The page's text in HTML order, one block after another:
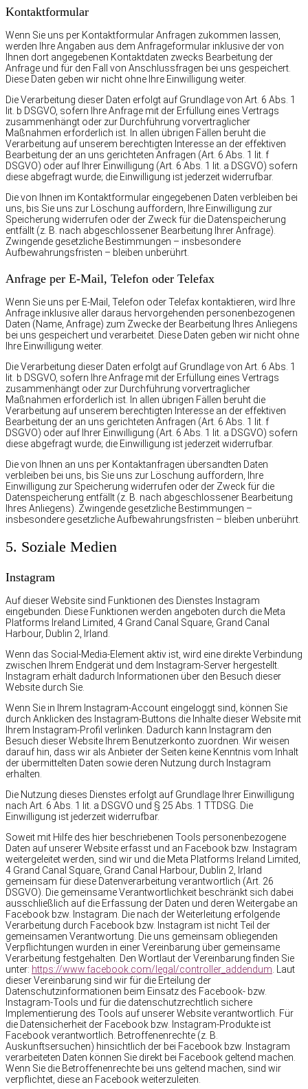
Kontaktformular
Wenn Sie uns per Kontaktformular Anfragen zukommen lassen,
werden Ihre Angaben aus dem Anfrageformular inklusive der von
Ihnen dort angegebenen Kontaktdaten zwecks Bearbeitung der
Anfrage und für den Fall von Anschlussfragen bei uns gespeichert.
Diese Daten geben wir nicht ohne Ihre Einwilligung weiter.
Die Verarbeitung dieser Daten erfolgt auf Grundlage von Art. 6 Abs. 1
lit. b DSGVO, sofern Ihre Anfrage mit der Erfüllung eines Vertrags
zusammenhängt oder zur Durchführung vorvertraglicher
Maßnahmen erforderlich ist. In allen übrigen Fällen beruht die
Verarbeitung auf unserem berechtigten Interesse an der effektiven
Bearbeitung der an uns gerichteten Anfragen (Art. 6 Abs. 1 lit. f
DSGVO) oder auf Ihrer Einwilligung (Art. 6 Abs. 1 lit. a DSGVO) sofern
diese abgefragt wurde; die Einwilligung ist jederzeit widerrufbar.
Die von Ihnen im Kontaktformular eingegebenen Daten verbleiben bei
uns, bis Sie uns zur Löschung auffordern, Ihre Einwilligung zur
Speicherung widerrufen oder der Zweck für die Datenspeicherung
entfällt (z. B. nach abgeschlossener Bearbeitung Ihrer Anfrage).
Zwingende gesetzliche Bestimmungen – insbesondere
Aufbewahrungsfristen – bleiben unberührt.
Anfrage per E-Mail, Telefon oder Telefax
Wenn Sie uns per E-Mail, Telefon oder Telefax kontaktieren, wird Ihre
Anfrage inklusive aller daraus hervorgehenden personenbezogenen
Daten (Name, Anfrage) zum Zwecke der Bearbeitung Ihres Anliegens
bei uns gespeichert und verarbeitet. Diese Daten geben wir nicht ohne
Ihre Einwilligung weiter.
Die Verarbeitung dieser Daten erfolgt auf Grundlage von Art. 6 Abs. 1
lit. b DSGVO, sofern Ihre Anfrage mit der Erfüllung eines Vertrags
zusammenhängt oder zur Durchführung vorvertraglicher
Maßnahmen erforderlich ist. In allen übrigen Fällen beruht die
Verarbeitung auf unserem berechtigten Interesse an der effektiven
Bearbeitung der an uns gerichteten Anfragen (Art. 6 Abs. 1 lit. f
DSGVO) oder auf Ihrer Einwilligung (Art. 6 Abs. 1 lit. a DSGVO) sofern
diese abgefragt wurde; die Einwilligung ist jederzeit widerrufbar.
Die von Ihnen an uns per Kontaktanfragen übersandten Daten
verbleiben bei uns, bis Sie uns zur Löschung auffordern, Ihre
Einwilligung zur Speicherung widerrufen oder der Zweck für die
Datenspeicherung entfällt (z. B. nach abgeschlossener Bearbeitung
Ihres Anliegens). Zwingende gesetzliche Bestimmungen –
insbesondere gesetzliche Aufbewahrungsfristen – bleiben unberührt.
5. Soziale Medien
Instagram
Auf dieser Website sind Funktionen des Dienstes Instagram
eingebunden. Diese Funktionen werden angeboten durch die Meta
Platforms Ireland Limited, 4 Grand Canal Square, Grand Canal
Harbour, Dublin 2, Irland.
Wenn das Social-Media-Element aktiv ist, wird eine direkte Verbindung
zwischen Ihrem Endgerät und dem Instagram-Server hergestellt.
Instagram erhält dadurch Informationen über den Besuch dieser
Website durch Sie.
Wenn Sie in Ihrem Instagram-Account eingeloggt sind, können Sie
durch Anklicken des Instagram-Buttons die Inhalte dieser Website mit
Ihrem Instagram-Profil verlinken. Dadurch kann Instagram den
Besuch dieser Website Ihrem Benutzerkonto zuordnen. Wir weisen
darauf hin, dass wir als Anbieter der Seiten keine Kenntnis vom Inhalt
der übermittelten Daten sowie deren Nutzung durch Instagram
erhalten.
Die Nutzung dieses Dienstes erfolgt auf Grundlage Ihrer Einwilligung
nach Art. 6 Abs. 1 lit. a DSGVO und § 25 Abs. 1 TTDSG. Die
Einwilligung ist jederzeit widerrufbar.
Soweit mit Hilfe des hier beschriebenen Tools personenbezogene
Daten auf unserer Website erfasst und an Facebook bzw. Instagram
weitergeleitet werden, sind wir und die Meta Platforms Ireland Limited,
4 Grand Canal Square, Grand Canal Harbour, Dublin 2, Irland
gemeinsam für diese Datenverarbeitung verantwortlich (Art. 26
DSGVO). Die gemeinsame Verantwortlichkeit beschränkt sich dabei
ausschließlich auf die Erfassung der Daten und deren Weitergabe an
Facebook bzw. Instagram. Die nach der Weiterleitung erfolgende
Verarbeitung durch Facebook bzw. Instagram ist nicht Teil der
gemeinsamen Verantwortung. Die uns gemeinsam obliegenden
Verpflichtungen wurden in einer Vereinbarung über gemeinsame
Verarbeitung festgehalten. Den Wortlaut der Vereinbarung finden Sie
unter: https://www.facebook.com/legal/controller_addendum . Laut
dieser Vereinbarung sind wir für die Erteilung der
Datenschutzinformationen beim Einsatz des Facebook- bzw.
Instagram-Tools und für die datenschutzrechtlich sichere
Implementierung des Tools auf unserer Website verantwortlich. Für
die Datensicherheit der Facebook bzw. Instagram-Produkte ist
Facebook verantwortlich. Betroffenenrechte (z. B.
Auskunftsersuchen) hinsichtlich der bei Facebook bzw. Instagram
verarbeiteten Daten können Sie direkt bei Facebook geltend machen.
Wenn Sie die Betroffenenrechte bei uns geltend machen, sind wir
verpflichtet, diese an Facebook weiterzuleiten.